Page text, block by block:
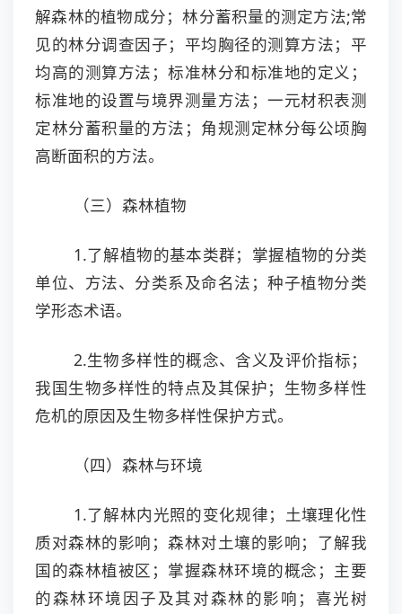
解森林的植物成分；林分蓄积量的测定方法;常
见的林分调查因子；平均胸径的测算方法；平
均高的测算方法；标准林分和标准地的定义；
标准地的设置与境界测量方法；一元材积表测
定林分蓄积量的方法；角规测定林分每公顷胸
高断面积的方法。
（三）森林植物
1.了解植物的基本类群；掌握植物的分类
单位、方法、分类系及命名法；种子植物分类
学形态术语。
2.生物多样性的概念、含义及评价指标；
我国生物多样性的特点及其保护；生物多样性
危机的原因及生物多样性保护方式。
（四）森林与环境
1.了解林内光照的变化规律；土壤理化性
质对森林的影响；森林对土壤的影响；了解我
国的森林植被区；掌握森林环境的概念；主要
的森林环境因子及其对森林的影响；喜光树